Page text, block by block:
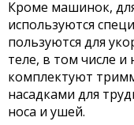
Кроме машинок,
используются
пользуются для
теле, в том числе
комплектуют
насадками для
носа и ушей.